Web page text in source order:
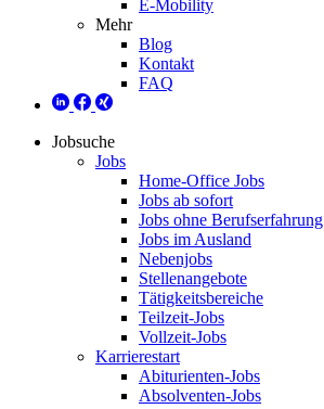
E-Mobility
Mehr
Blog
Kontakt
FAQ
Jobsuche
Jobs
Home-Office Jobs
Jobs ab sofort
Jobs ohne Berufserfahrung
Jobs im Ausland
Nebenjobs
Stellenangebote
Tätigkeitsbereiche
Teilzeit-Jobs
Vollzeit-Jobs
Karrierestart
Abiturienten-Jobs
Absolventen-Jobs